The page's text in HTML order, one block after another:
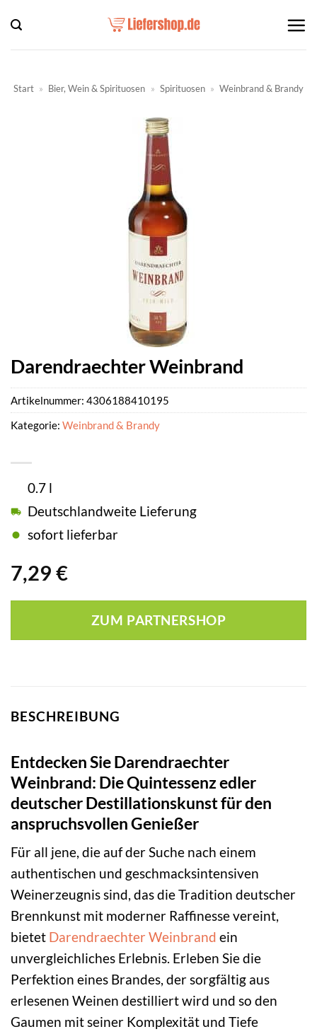
Inhalt
springen
Start » Bier, Wein & Spirituosen » Spirituosen » Weinbrand & Brandy
Darendraechter Weinbrand
7,29 €
0.7 l
Deutschlandweite Lieferung
sofort lieferbar
ZUM PARTNERSHOP
Artikelnummer: 4306188410195
Kategorie: Weinbrand & Brandy
BESCHREIBUNG
Entdecken Sie Darendraechter
Weinbrand: Die Quintessenz edler
deutscher Destillationskunst für den
anspruchsvollen Genießer
Für all jene, die auf der Suche nach einem
authentischen und geschmacksintensiven
Weinerzeugnis sind, das die Tradition deutscher
Brennkunst mit moderner Raffinesse vereint,
bietet Darendraechter Weinbrand ein
unvergleichliches Erlebnis. Erleben Sie die
Perfektion eines Brandes, der sorgfältig aus
erlesenen Weinen destilliert wird und so den
Gaumen mit seiner Komplexität und Tiefe